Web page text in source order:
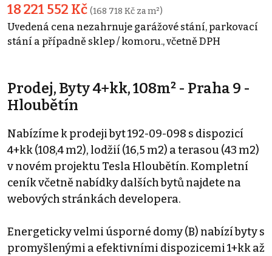
18 221 552 Kč (168 718 Kč za m²)
Uvedená cena nezahrnuje garážové stání, parkovací
stání a případně sklep / komoru., včetně DPH
Prodej, Byty 4+kk, 108m² - Praha 9 -
Hloubětín
Nabízíme k prodeji byt 192-09-098 s dispozicí
4+kk (108,4 m2), lodžií (16,5 m2) a terasou (43 m2)
v novém projektu Tesla Hloubětín. Kompletní
ceník včetně nabídky dalších bytů najdete na
webových stránkách developera.
Energeticky velmi úsporné domy (B) nabízí byty s
promyšlenými a efektivními dispozicemi 1+kk až